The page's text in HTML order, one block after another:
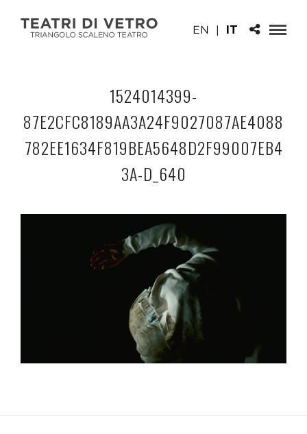
EN | IT
1524014399-
87E2CFC8189AA3A24F9027087AE4088
782EE1634F819BEA5648D2F99007EB4
3A-D_640